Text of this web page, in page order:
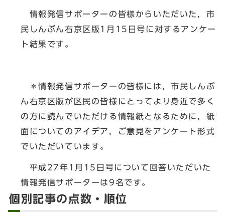
情報発信サポーターの皆様からいただいた，市
民しんぶん右京区版1月15日号に対するアンケー
ト結果です。
＊情報発信サポーターの皆様には，市民しんぶ
ん右京区版が区民の皆様にとってより身近で多く
の方に読んでいただける情報紙となるために，紙
面についてのアイデア，ご意見をアンケート形式
でいただいています。
平成27年1月15日号について回答いただいた
情報発信サポーターは9名です。
個別記事の点数・順位